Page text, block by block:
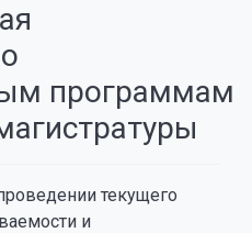
программам
текущего
и